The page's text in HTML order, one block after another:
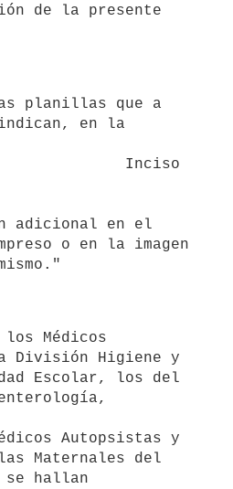
de la presente
en la
o en la imagen
División Higiene y
Escolar, los del
Autopsistas y
Maternales del
se hallan